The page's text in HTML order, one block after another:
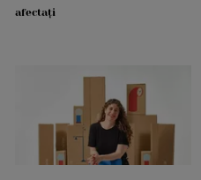
afectați